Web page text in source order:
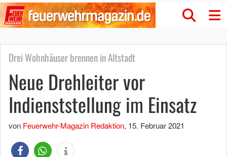
Drei Wohnhäuser brennen in Altstadt
Neue Drehleiter vor
Indienststellung im Einsatz
von Feuerwehr-Magazin Redaktion, 15. Februar 2021